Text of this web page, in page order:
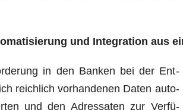
und Inte­gra­ti­on aus
in den Ban­ken bei der Ent­
reich­lich vor­han­de­nen Daten auto­
und den Adres­sa­ten zur Ver­fü­